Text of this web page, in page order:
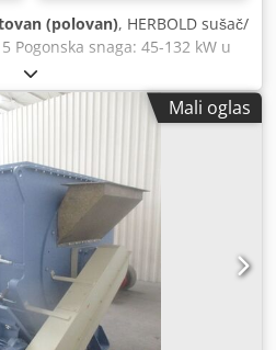
(polovan), HERBOLD sušač/
Pogonska snaga: 45-132 kW u
i zadatka Upotreba:
PET flekova (maks. 4 t/h
prečnik 1200 mm x dužina
Standardna perforacija
Sa klinastim kaišnim
Mali oglas